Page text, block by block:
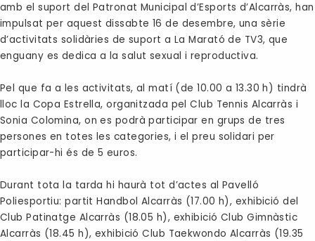
amb el suport del Patronat Municipal d’Esports d’Alcarràs, han
impulsat per aquest dissabte 16 de desembre, una sèrie
d’activitats solidàries de suport a La Marató de TV3, que
enguany es dedica a la salut sexual i reproductiva.
Pel que fa a les activitats, al matí (de 10.00 a 13.30 h) tindrà
lloc la Copa Estrella, organitzada pel Club Tennis Alcarràs i
Sonia Colomina, on es podrà participar en grups de tres
persones en totes les categories, i el preu solidari per
participar-hi és de 5 euros.
Durant tota la tarda hi haurà tot d’actes al Pavelló
Poliesportiu: partit Handbol Alcarràs (17.00 h), exhibició del
Club Patinatge Alcarràs (18.05 h), exhibició Club Gimnàstic
Alcarràs (18.45 h), exhibició Club Taekwondo Alcarràs (19.35